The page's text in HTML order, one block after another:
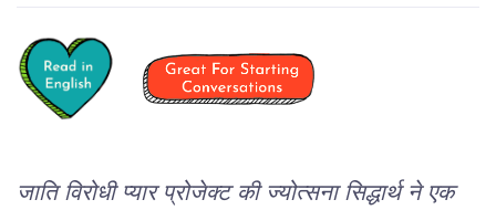
जाति विरोधी प्यार प्रोजेक्ट की ज्योत्सना सिद्धार्थ ने एक